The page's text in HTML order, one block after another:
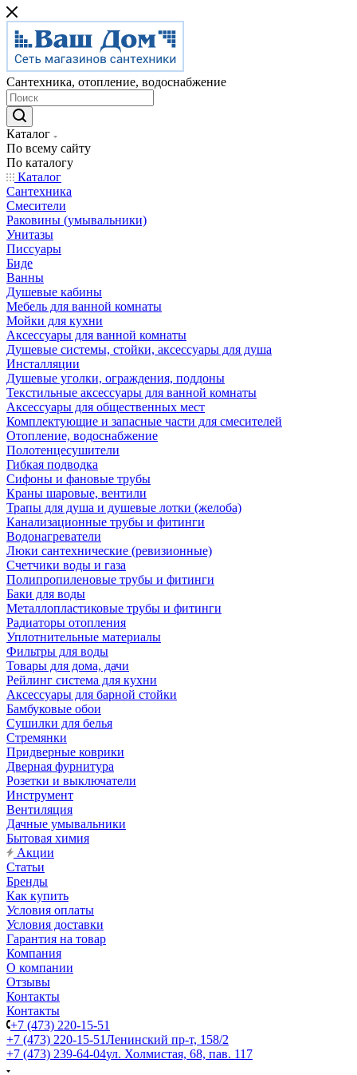
Сантехника, отопление, водоснабжение
Каталог
По всему сайту
По каталогу
Каталог
Сантехника
Смесители
Раковины (умывальники)
Унитазы
Писсуары
Биде
Ванны
Душевые кабины
Мебель для ванной комнаты
Мойки для кухни
Аксессуары для ванной комнаты
Душевые системы, стойки, аксессуары для душа
Инсталляции
Душевые уголки, ограждения, поддоны
Текстильные аксессуары для ванной комнаты
Аксессуары для общественных мест
Комплектующие и запасные части для смесителей
Отопление, водоснабжение
Полотенцесушители
Гибкая подводка
Сифоны и фановые трубы
Краны шаровые, вентили
Трапы для душа и душевые лотки (желоба)
Канализационные трубы и фитинги
Водонагреватели
Люки сантехнические (ревизионные)
Счетчики воды и газа
Полипропиленовые трубы и фитинги
Баки для воды
Металлопластиковые трубы и фитинги
Радиаторы отопления
Уплотнительные материалы
Фильтры для воды
Товары для дома, дачи
Рейлинг система для кухни
Аксессуары для барной стойки
Бамбуковые обои
Сушилки для белья
Стремянки
Придверные коврики
Дверная фурнитура
Розетки и выключатели
Инструмент
Вентиляция
Дачные умывальники
Бытовая химия
Акции
Статьи
Бренды
Как купить
Условия оплаты
Условия доставки
Гарантия на товар
Компания
О компании
Отзывы
Контакты
Контакты
+7 (473) 220-15-51
+7 (473) 220-15-51Ленинский пр-т, 158/2
+7 (473) 239-64-04ул. Холмистая, 68, пав. 117